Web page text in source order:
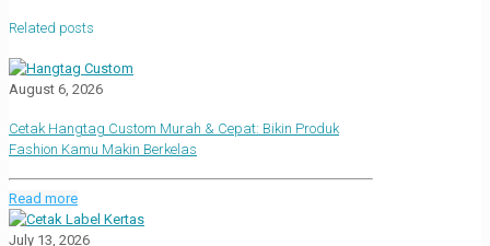
Related posts
August 6, 2026
Cetak Hangtag Custom Murah & Cepat: Bikin Produk
Fashion Kamu Makin Berkelas
Read more
July 13, 2026